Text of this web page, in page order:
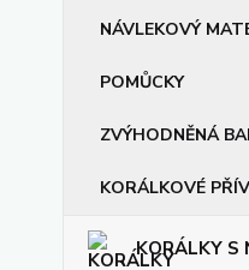
NÁVLEKOVÝ
POMŮCKY
ZVÝHODNĚNÁ
KORÁLKOVÉ
KORÁLKY S